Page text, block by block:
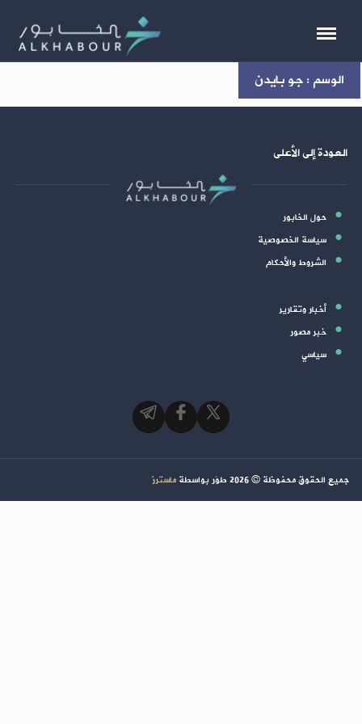
الوسم : جو بايدن
العودة إلى الأعلى
حول الخابور
سياسة الخصوصية
الشروط والأحكام
أخبار وتقارير
خبر مصور
سياسي
جميع الحقوق محفوظة ©2026طوَر بواسطةماسترز